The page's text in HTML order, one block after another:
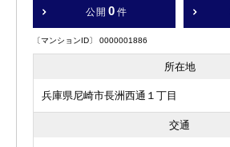
公開 0 件
〔マンションID〕 0000001886
所在地
兵庫県尼崎市長洲西通１丁目
交通